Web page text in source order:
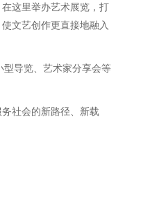
这里举办艺术展览，打
文艺创作更直接地融入
型导览、艺术家分享会等
社会的新路径、新载